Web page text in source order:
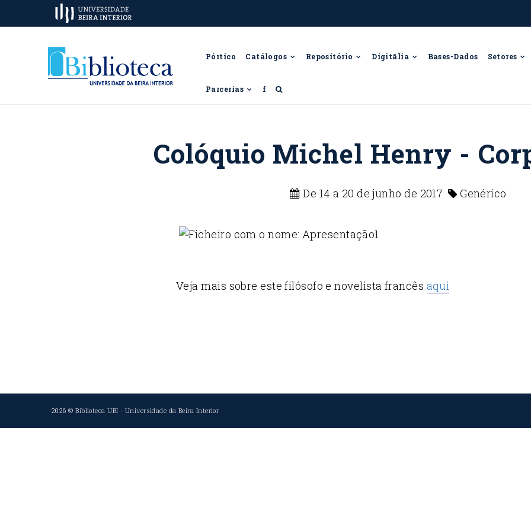
Pórtico Catálogos Repositório Digitālia Bases-Dados Setores
Parcerias f
Colóquio Michel Henry -
De 14 a 20 de junho de 2017 Genérico
Veja mais sobre este filósofo e novelista francês aqui
2026 ©Biblioteca UBI - Universidade da Beira Interior